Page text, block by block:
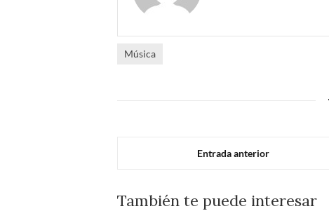
Música
Entrada anterior
También te puede interesar